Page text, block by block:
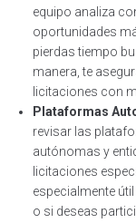
equipo analiza
oportunidades
pierdas tiempo
manera, te
licitaciones con
Plataformas
revisar las
autónomas y
licitaciones
especialmente
o si deseas